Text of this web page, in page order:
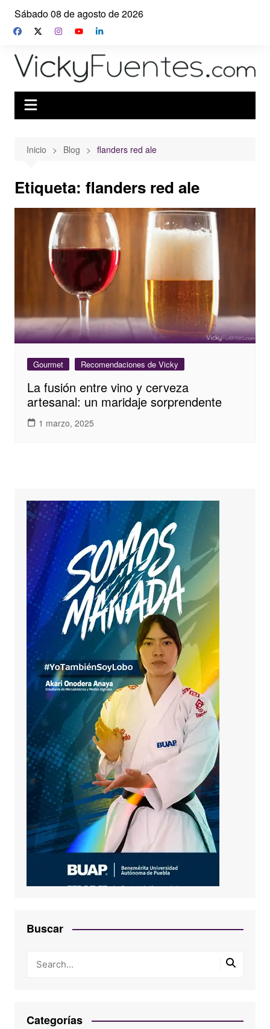
Saltar
contenido
Sábado 08 de agosto de 2026
Inicio Blog flanders red ale
Etiqueta: flanders red ale
Gourmet Recomendaciones de Vicky
La fusión entre vino y cerveza
artesanal: un maridaje sorprendente
1 marzo, 2025
Buscar
Categorías